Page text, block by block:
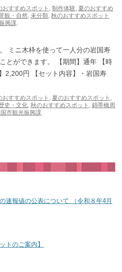
おすすめスポット , 制作体験, 夏のおすすめ
観・自然, 未分類, 秋のおすすめスポット
興課.
ミニ木枠を使って一人分の岩国寿
とができます。 【期間】通年 【時
2,200円 【セット内容】・岩国寿
おすすめスポット , 夏のおすすめスポット ,
史・文化, 秋のおすすめスポット , 錦帯橋周
市観光振興課.
速報値の公表について （令和８年4月
トのご案内】